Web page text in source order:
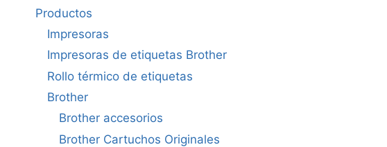
Productos
Impresoras
Impresoras de etiquetas Brother
Rollo térmico de etiquetas
Brother
Brother accesorios
Brother Cartuchos Originales